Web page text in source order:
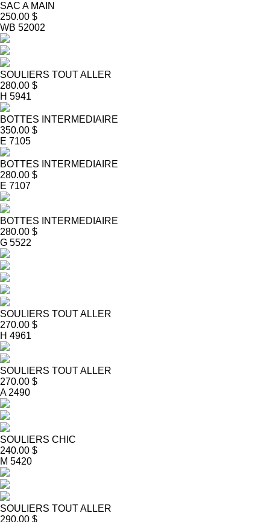
SAC A MAIN
250.00 $
WB 52002
SOULIERS TOUT ALLER
280.00 $
H 5941
BOTTES INTERMEDIAIRE
350.00 $
E 7105
BOTTES INTERMEDIAIRE
280.00 $
E 7107
BOTTES INTERMEDIAIRE
280.00 $
G 5522
SOULIERS TOUT ALLER
270.00 $
H 4961
SOULIERS TOUT ALLER
270.00 $
A 2490
SOULIERS CHIC
240.00 $
M 5420
SOULIERS TOUT ALLER
290.00 $